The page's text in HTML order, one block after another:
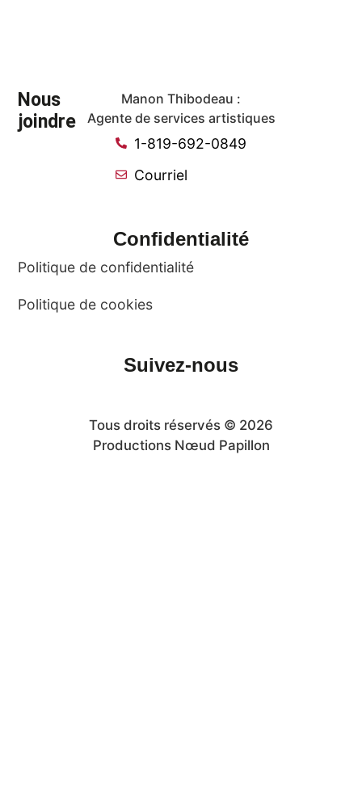
Nous
joindre
Manon Thibodeau :
Agente de services artistiques
1-819-692-0849
Courriel
Confidentialité
Politique de confidentialité
Politique de cookies
Suivez-nous
Tous droits réservés © 2026
Productions Nœud Papillon